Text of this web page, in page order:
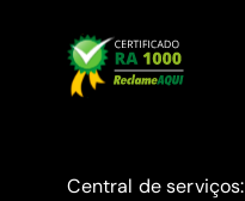
Central de serviços: